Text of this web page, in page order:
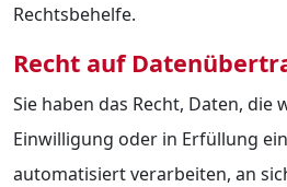
Rechtsbehelfe.
Recht auf
Sie haben das Recht, Daten,
Einwilligung oder in Erfüllung
automatisiert verarbeiten, an